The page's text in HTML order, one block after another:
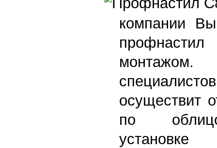
компании
осуществит
по